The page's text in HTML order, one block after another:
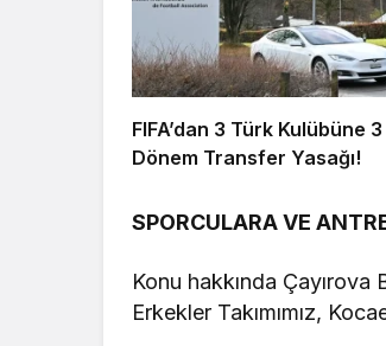
FIFA’dan 3 Türk Kulübüne 3
Dönem Transfer Yasağı!
SPORCULARA VE
Konu hakkında Çayırova
Erkekler Takımımız,